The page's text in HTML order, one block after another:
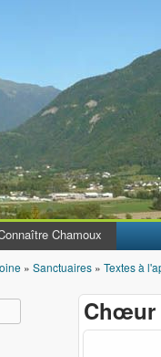
Chamoux
ici» Sanctuaires » Textes à
Chœur
de recherche